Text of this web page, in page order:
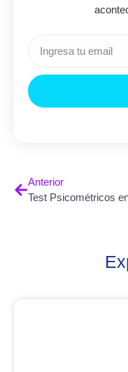
Anterior